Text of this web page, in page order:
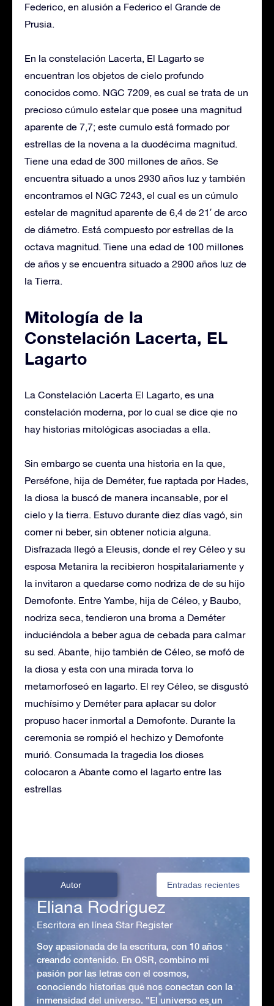
Federico, en alusión a Federico el Grande de
Prusia.
En la constelación Lacerta, El Lagarto se
encuentran los objetos de cielo profundo
conocidos como. NGC 7209, es cual se trata de un
precioso cúmulo estelar que posee una magnitud
aparente de 7,7; este cumulo está formado por
estrellas de la novena a la duodécima magnitud.
Tiene una edad de 300 millones de años. Se
encuentra situado a unos 2930 años luz y también
encontramos el NGC 7243, el cual es un cúmulo
estelar de magnitud aparente de 6,4 de 21′ de arco
de diámetro. Está compuesto por estrellas de la
octava magnitud. Tiene una edad de 100 millones
de años y se encuentra situado a 2900 años luz de
la Tierra.
Mitología de la
Constelación Lacerta, EL
Lagarto
La Constelación Lacerta El Lagarto, es una
constelación moderna, por lo cual se dice qie no
hay historias mitológicas asociadas a ella.
Sin embargo se cuenta una historia en la que,
Perséfone, hija de Deméter, fue raptada por Hades,
la diosa la buscó de manera incansable, por el
cielo y la tierra. Estuvo durante diez días vagó, sin
comer ni beber, sin obtener noticia alguna.
Disfrazada llegó a Eleusis, donde el rey Céleo y su
esposa Metanira la recibieron hospitalariamente y
la invitaron a quedarse como nodriza de de su hijo
Demofonte. Entre Yambe, hija de Céleo, y Baubo,
nodriza seca, tendieron una broma a Deméter
induciéndola a beber agua de cebada para calmar
su sed. Abante, hijo también de Céleo, se mofó de
la diosa y esta con una mirada torva lo
metamorfoseó en lagarto. El rey Céleo, se disgustó
muchísimo y Deméter para aplacar su dolor
propuso hacer inmortal a Demofonte. Durante la
ceremonia se rompió el hechizo y Demofonte
murió. Consumada la tragedia los dioses
colocaron a Abante como el lagarto entre las
estrellas
Autor Entradas recientes
Eliana Rodriguez
Escritora en línea Star Register
Soy apasionada de la escritura, con 10 años
creando contenido. En OSR, combino mi
pasión por las letras con el cosmos,
conociendo historias que nos conectan con la
inmensidad del universo. "El universo es un